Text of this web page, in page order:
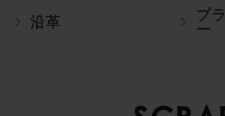
沿革
プ
ー